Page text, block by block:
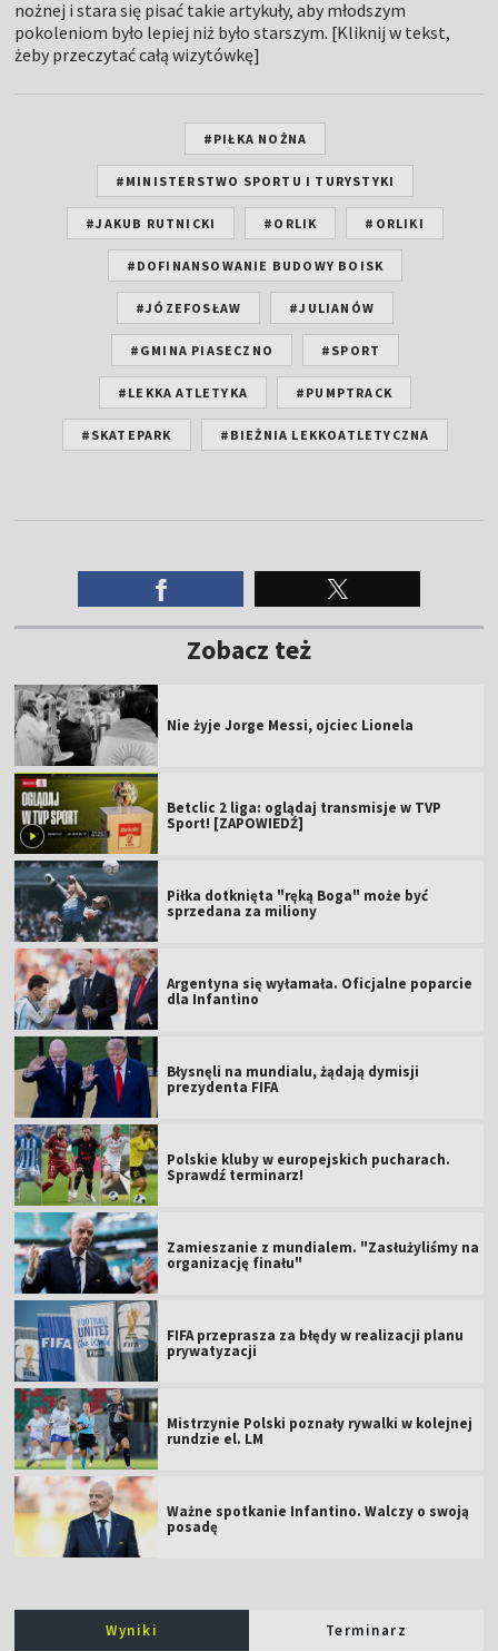
nożnej i stara się pisać takie artykuły, aby młodszym
pokoleniom było lepiej niż było starszym. [Kliknij w tekst,
żeby przeczytać całą wizytówkę]
#PIŁKA NOŻNA
#MINISTERSTWO SPORTU I TURYSTYKI
#JAKUB RUTNICKI #ORLIK #ORLIKI
#DOFINANSOWANIE BUDOWY BOISK
#JÓZEFOSŁAW #JULIANÓW
#GMINA PIASECZNO #SPORT
#LEKKA ATLETYKA #PUMPTRACK
#SKATEPARK #BIEŻNIA LEKKOATLETYCZNA
Zobacz też
Nie żyje Jorge Messi, ojciec Lionela
Betclic 2 liga: oglądaj transmisje w TVP
Sport! [ZAPOWIEDŹ]
Piłka dotknięta "ręką Boga" może być
sprzedana za miliony
Argentyna się wyłamała. Oficjalne poparcie
dla Infantino
Błysnęli na mundialu, żądają dymisji
prezydenta FIFA
Polskie kluby w europejskich pucharach.
Sprawdź terminarz!
Zamieszanie z mundialem. "Zasłużyliśmy na
organizację finału"
FIFA przeprasza za błędy w realizacji planu
prywatyzacji
Mistrzynie Polski poznały rywalki w kolejnej
rundzie el. LM
Ważne spotkanie Infantino. Walczy o swoją
posadę
Wyniki Terminarz